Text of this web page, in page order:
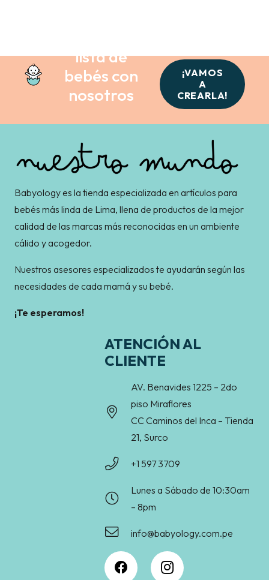
lista de
bebés con
nosotros
¡VAMOS
A
CREARLA!
Babyology es la tienda especializada en artículos para
bebés más linda de Lima, llena de productos de la mejor
calidad de las marcas más reconocidas en un ambiente
cálido y acogedor.
Nuestros asesores especializados te ayudarán según las
necesidades de cada mamá y su bebé.
¡Te esperamos!
ATENCIÓN AL
CLIENTE
AV. Benavides 1225 – 2do
piso Miraflores
CC Caminos del Inca – Tienda
21, Surco
+1 597 3709
Lunes a Sábado de 10:30am
– 8pm
info@babyology.com.pe